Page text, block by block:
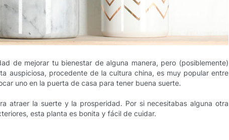
de mejorar tu bienestar de alguna manera, pero (posiblemente)
auspiciosa, procedente de la cultura china, es muy popular entre
uno en la puerta de casa para tener buena suerte.
atraer la suerte y la prosperidad. Por si necesitabas alguna otra
esta planta es bonita y fácil de cuidar.